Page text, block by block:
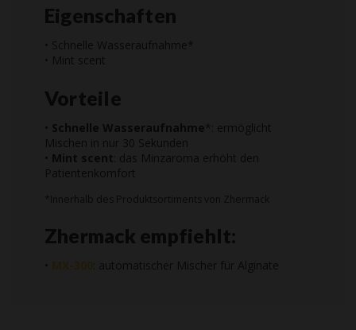
Eigenschaften
• Schnelle Wasseraufnahme*
• Mint scent
Vorteile
• Schnelle Wasseraufnahme*: ermöglicht
Mischen in nur 30 Sekunden
• Mint scent : das Minzaroma erhöht den
Patientenkomfort
*Innerhalb des Produktsortiments von Zhermack
Zhermack empfiehlt:
• MX-300 : automatischer Mischer für Alginate